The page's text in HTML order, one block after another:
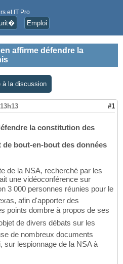
et IT Pro
Emploi
affirme défendre la
à la discussion
#1
la constitution des
bout-en-bout des données
de la NSA, recherché par les
une vidéoconférence sur
3 000 personnes réunies pour le
afin d'apporter des
points dombre à propos de ses
de divers débats sur les
de nombreux documents
lespionnage de la NSA à